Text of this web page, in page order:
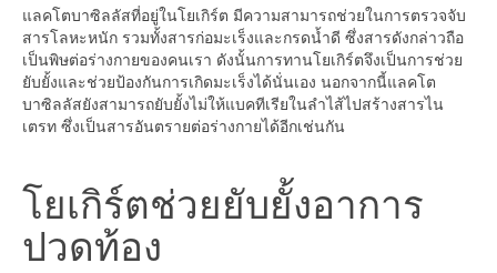
แลคโตบาซิลลัสที่อยู่ในโยเกิร์ต มีความสามารถช่วยในการตรวจจับ
สารโลหะหนัก รวมทั้งสารก่อมะเร็งและกรดน้ำดี ซึ่งสารดังกล่าวถือ
เป็นพิษต่อร่างกายของคนเรา ดังนั้นการทานโยเกิร์ตจึงเป็นการช่วย
ยับยั้งและช่วยป้องกันการเกิดมะเร็งได้นั่นเอง นอกจากนี้แลคโต
บาซิลลัสยังสามารถยับยั้งไม่ให้แบคทีเรียในลำไส้ไปสร้างสารไน
เตรท ซึ่งเป็นสารอันตรายต่อร่างกายได้อีกเช่นกัน
โยเกิร์ตช่วยยับยั้งอาการ
ปวดท้อง